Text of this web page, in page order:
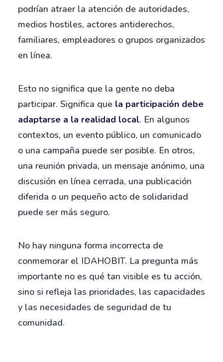
podrían atraer la atención de autoridades,
medios hostiles, actores antiderechos,
familiares, empleadores o grupos organizados
en línea.
Esto no significa que la gente no deba
participar. Significa que la participación debe
adaptarse a la realidad local. En algunos
contextos, un evento público, un comunicado
o una campaña puede ser posible. En otros,
una reunión privada, un mensaje anónimo, una
discusión en línea cerrada, una publicación
diferida o un pequeño acto de solidaridad
puede ser más seguro.
No hay ninguna forma incorrecta de
conmemorar el IDAHOBIT. La pregunta más
importante no es qué tan visible es tu acción,
sino si refleja las prioridades, las capacidades
y las necesidades de seguridad de tu
comunidad.